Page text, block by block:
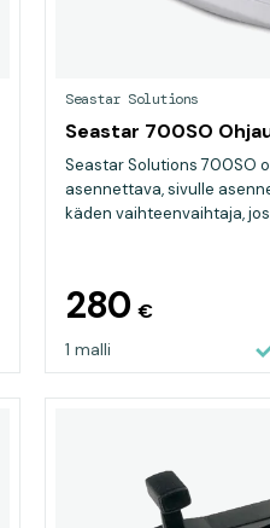
Seastar Solutions
Seastar 700SO
Seastar Solutions 700SO
asennettava, sivulle
käden vaihteenvaihtaja,
280€
1 malli